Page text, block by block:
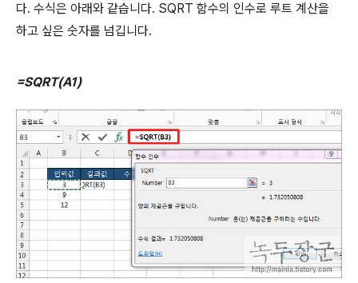
다. 수식은 아래와 같습니다. SQRT 함수의 인수로 루트 계산을
하고 싶은 숫자를 넘깁니다.
=SQRT(A1)